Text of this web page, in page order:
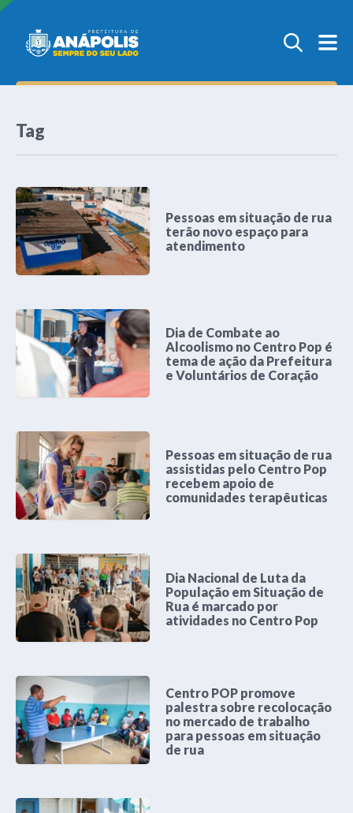
Tag
Pessoas em situação de rua
terão novo espaço para
atendimento
Dia de Combate ao
Alcoolismo no Centro Pop é
tema de ação da Prefeitura
e Voluntários de Coração
Pessoas em situação de rua
assistidas pelo Centro Pop
recebem apoio de
comunidades terapêuticas
Dia Nacional de Luta da
População em Situação de
Rua é marcado por
atividades no Centro Pop
Centro POP promove
palestra sobre recolocação
no mercado de trabalho
para pessoas em situação
de rua